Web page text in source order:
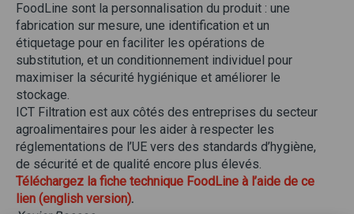
FoodLine sont la personnalisation du produit : une
fabrication sur mesure, une identification et un
étiquetage pour en faciliter les opérations de
substitution, et un conditionnement individuel pour
maximiser la sécurité hygiénique et améliorer le
stockage.
ICT Filtration est aux côtés des entreprises du secteur
agroalimentaires pour les aider à respecter les
réglementations de l’UE vers des standards d’hygiène,
de sécurité et de qualité encore plus élevés.
Téléchargez la fiche technique FoodLine à l’aide de ce
lien (english version).